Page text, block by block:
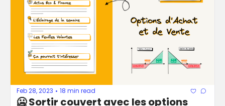
Feb 28, 2023 • 18 min read